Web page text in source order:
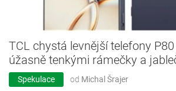
TCL chystá levnější telefony
úžasně tenkými rámečky a
Spekulace od Michal Šrajer